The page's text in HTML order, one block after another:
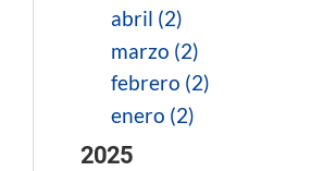
abril (2)
marzo (2)
febrero (2)
enero (2)
2025